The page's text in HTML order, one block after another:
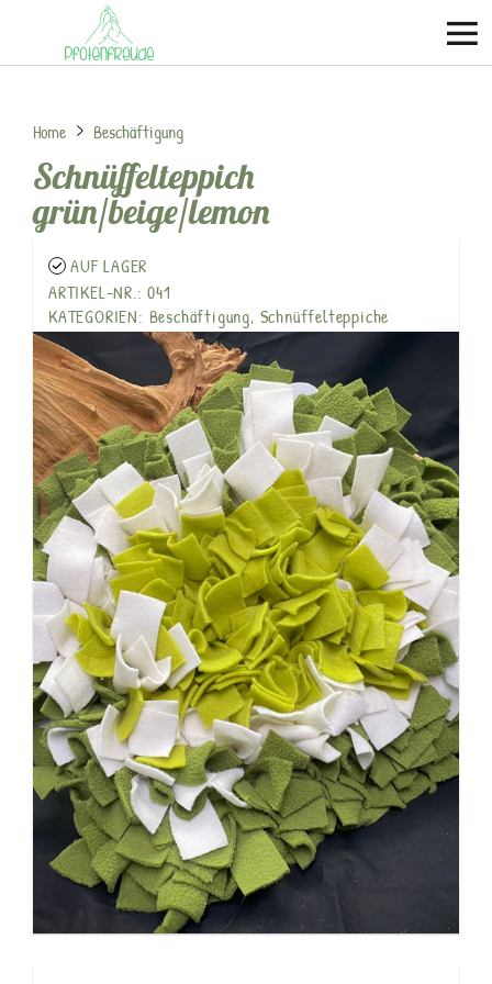
Home Beschäftigung
Schnüffelteppich
grün/beige/lemon
AUF LAGER
ARTIKEL-NR.: 041
KATEGORIEN: Beschäftigung, Schnüffelteppiche